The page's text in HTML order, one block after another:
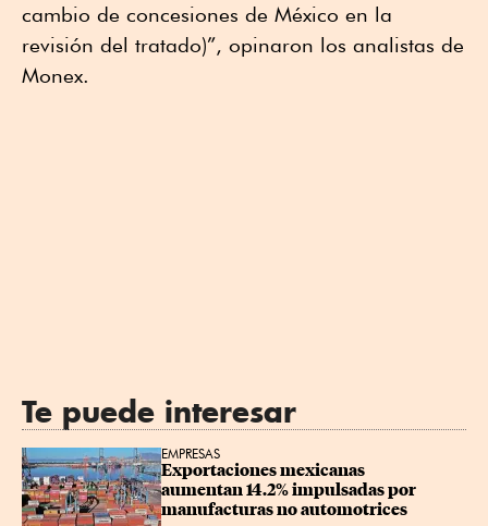
cambio de concesiones de México en la
revisión del tratado)”, opinaron los analistas de
Monex.
Te puede interesar
EMPRESAS
Exportaciones mexicanas
aumentan 14.2% impulsadas por
manufacturas no automotrices